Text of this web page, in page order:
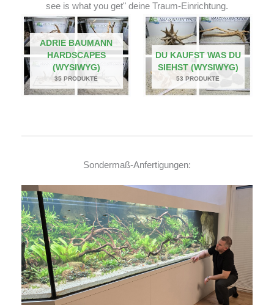
see is what you get" deine Traum-Einrichtung.
ADRIE BAUMANN
HARDSCAPES
(WYSIWYG)
35 PRODUKTE
DU KAUFST WAS DU
SIEHST (WYSIWYG)
53 PRODUKTE
Sondermaß-Anfertigungen: